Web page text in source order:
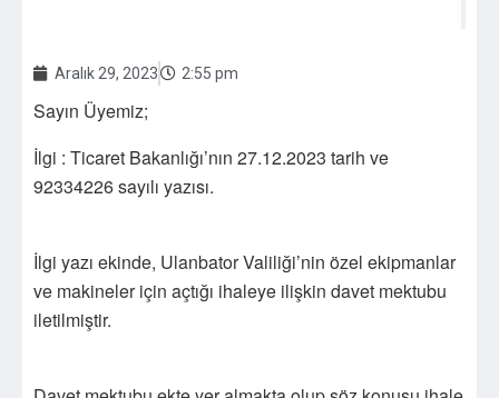
Aralık 29, 2023 2:55 pm
Sayın Üyemiz;
İlgi : Ticaret Bakanlığı’nın 27.12.2023 tarih ve
92334226 sayılı yazısı.
İlgi yazı ekinde, Ulanbator Valiliği’nin özel ekipmanlar
ve makineler için açtığı ihaleye ilişkin davet mektubu
iletilmiştir.